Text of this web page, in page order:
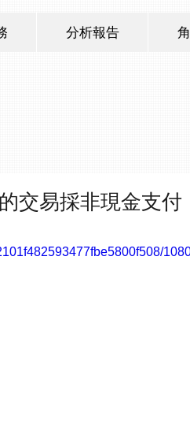
分析報告
交易採非現金支付